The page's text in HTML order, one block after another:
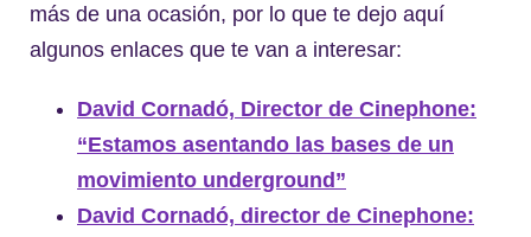
más de una ocasión, por lo que te dejo aquí
algunos enlaces que te van a interesar:
David Cornadó, Director de Cinephone:
“Estamos asentando las bases de un
movimiento underground”
David Cornadó, director de Cinephone: